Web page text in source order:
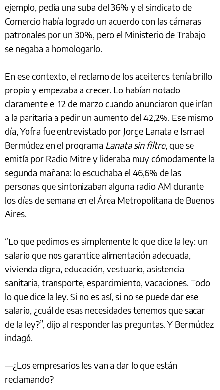
ejemplo, pedía una suba del 36% y el sindicato de
Comercio había logrado un acuerdo con las cámaras
patronales por un 30%, pero el Ministerio de Trabajo
se negaba a homologarlo.
En ese contexto, el reclamo de los aceiteros tenía brillo
propio y empezaba a crecer. Lo habían notado
claramente el 12 de marzo cuando anunciaron que irían
a la paritaria a pedir un aumento del 42,2%. Ese mismo
día, Yofra fue entrevistado por Jorge Lanata e Ismael
Bermúdez en el programa Lanata sin filtro, que se
emitía por Radio Mitre y lideraba muy cómodamente la
segunda mañana: lo escuchaba el 46,6% de las
personas que sintonizaban alguna radio AM durante
los días de semana en el Área Metropolitana de Buenos
Aires.
“Lo que pedimos es simplemente lo que dice la ley: un
salario que nos garantice alimentación adecuada,
vivienda digna, educación, vestuario, asistencia
sanitaria, transporte, esparcimiento, vacaciones. Todo
lo que dice la ley. Si no es así, si no se puede dar ese
salario, ¿cuál de esas necesidades tenemos que sacar
de la ley?”, dijo al responder las preguntas. Y Bermúdez
indagó.
—¿Los empresarios les van a dar lo que están
reclamando?